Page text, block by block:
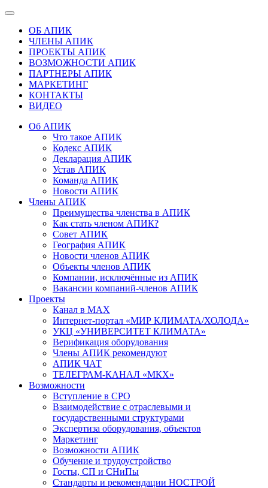
ОБ АПИК
ЧЛЕНЫ АПИК
ПРОЕКТЫ АПИК
ВОЗМОЖНОСТИ АПИК
ПАРТНЕРЫ АПИК
МАРКЕТИНГ
КОНТАКТЫ
ВИДЕО
Об АПИК
Что такое АПИК
Кодекс АПИК
Декларация АПИК
Устав АПИК
Команда АПИК
Новости АПИК
Члены АПИК
Преимущества членства в АПИК
Как стать членом АПИК?
Совет АПИК
География АПИК
Новости членов АПИК
Объекты членов АПИК
Компании, исключённые из АПИК
Вакансии компаний-членов АПИК
Проекты
Канал в MAX
Интернет-портал «МИР КЛИМАТА/ХОЛОДА»
УКЦ «УНИВЕРСИТЕТ КЛИМАТА»
Верификация оборудования
Члены АПИК рекомендуют
АПИК ЧАТ
ТЕЛЕГРАМ-КАНАЛ «МКХ»
Возможности
Вступление в СРО
Взаимодействие с отраслевыми и
государственными структурами
Экспертиза оборудования, объектов
Маркетинг
Возможности АПИК
Обучение и трудоустройство
Госты, СП и СНиПы
Стандарты и рекомендации НОСТРОЙ